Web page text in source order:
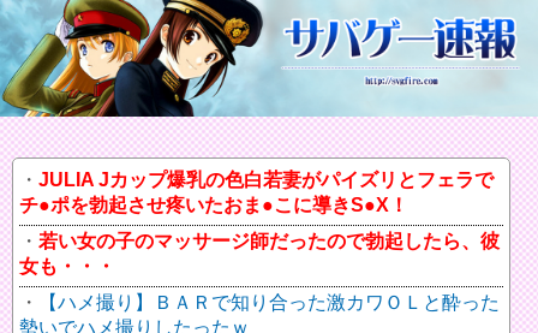
JULIA Jカップ爆乳の色白若妻がパイズリとフェラで
チ●ポを勃起させ疼いたおま●こに導きS●X！
若い女の子のマッサージ師だったので勃起したら、彼
女も・・・
【ハメ撮り】ＢＡＲで知り合った激カワＯＬと酔った
勢いでハメ撮りしたったｗ